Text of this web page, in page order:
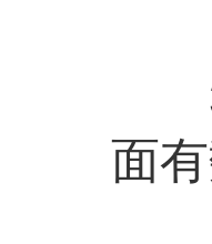
3.
面